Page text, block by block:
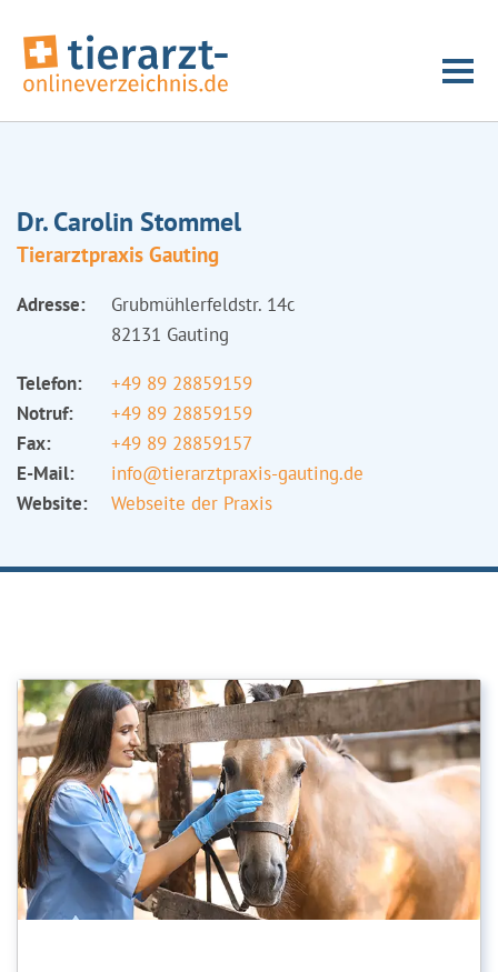
Dr. Carolin Stommel
Tierarztpraxis Gauting
Adresse:
Grubmühlerfeldstr. 14c
82131 Gauting
Telefon:
+49 89 28859159
Notruf:
+49 89 28859159
Fax:
+49 89 28859157
E-Mail:
info@tierarztpraxis-gauting.de
Website:
Webseite der Praxis